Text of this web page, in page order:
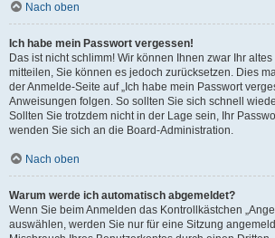
Nach oben
Ich habe mein Passwort vergessen!
Das ist nicht schlimm! Wir können Ihnen zwar Ihr
mitteilen, Sie können es jedoch zurücksetzen. Dies
der Anmelde-Seite auf „Ich habe mein Passwort
Anweisungen folgen. So sollten Sie sich schnell
Sollten Sie trotzdem nicht in der Lage sein, Ihr
wenden Sie sich an die Board-Administration.
Nach oben
Warum werde ich automatisch abgemeldet?
Wenn Sie beim Anmelden das Kontrollkästchen
auswählen, werden Sie nur für eine Sitzung